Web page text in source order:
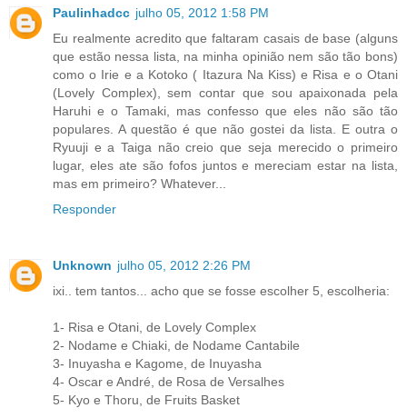
Paulinhadcc julho 05, 2012 1:58 PM
Eu realmente acredito que faltaram casais de base (alguns
que estão nessa lista, na minha opinião nem são tão bons)
como o Irie e a Kotoko ( Itazura Na Kiss) e Risa e o Otani
(Lovely Complex), sem contar que sou apaixonada pela
Haruhi e o Tamaki, mas confesso que eles não são tão
populares. A questão é que não gostei da lista. E outra o
Ryuuji e a Taiga não creio que seja merecido o primeiro
lugar, eles ate são fofos juntos e mereciam estar na lista,
mas em primeiro? Whatever...
Responder
Unknown julho 05, 2012 2:26 PM
ixi.. tem tantos... acho que se fosse escolher 5, escolheria:
1- Risa e Otani, de Lovely Complex
2- Nodame e Chiaki, de Nodame Cantabile
3- Inuyasha e Kagome, de Inuyasha
4- Oscar e André, de Rosa de Versalhes
5- Kyo e Thoru, de Fruits Basket